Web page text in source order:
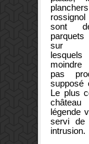
planchers
rossignol
sont
parquets
sur
lesquels
moindre
pas
supposé
Le plus
légende
servi de
intrusion.